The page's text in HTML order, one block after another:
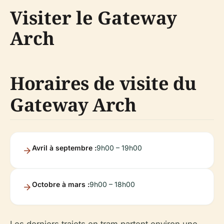
Visiter le Gateway
Arch
Horaires de visite du
Gateway Arch
Avril à septembre :9h00 – 19h00
Octobre à mars :9h00 – 18h00